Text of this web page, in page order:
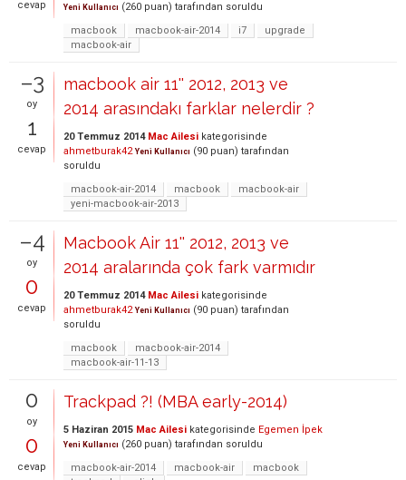
cevap Yeni Kullanıcı (260 puan) tarafından soruldu
macbook
macbook-air-2014 i7
upgrade
macbook-air
–3
oy
1
cevap
macbook air 11'' 2012, 2013 ve
2014 arasındakı farklar nelerdir ?
20 Temmuz 2014 Mac Ailesi kategorisinde
ahmetburak42 Yeni Kullanıcı (90 puan) tarafından
soruldu
macbook-air-2014
macbook
macbook-air
yeni-macbook-air-2013
–4
oy
0
cevap
Macbook Air 11'' 2012, 2013 ve
2014 aralarında çok fark varmıdır
20 Temmuz 2014 Mac Ailesi kategorisinde
ahmetburak42 Yeni Kullanıcı (90 puan) tarafından
soruldu
macbook
macbook-air-2014
macbook-air-11-13
0
oy
0
cevap
Trackpad ?! (MBA early-2014)
5 Haziran 2015 Mac Ailesi kategorisinde Egemen İpek
Yeni Kullanıcı (260 puan) tarafından soruldu
macbook-air-2014
macbook-air
macbook